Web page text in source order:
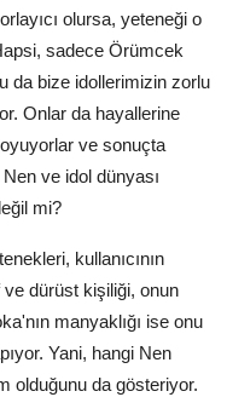
olursa, yeteneği o
sadece Örümcek
da bize idollerimizin zorlu
Onlar da hayallerine
ve sonuçta
ve idol dünyası
mi?
kullanıcının
ve dürüst kişiliği, onun
manyaklığı ise onu
Yani, hangi Nen
olduğunu da gösteriyor.